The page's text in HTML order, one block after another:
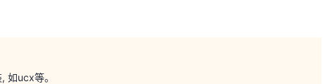
如ucx等。
如ucx等。